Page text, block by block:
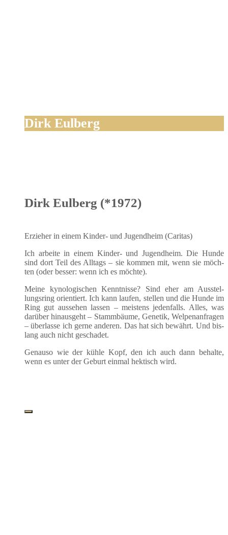
Dirk Eulberg
Dirk Eulberg (*1972)
Erzie­her in einem Kin­der- und Jugend­heim (Cari­tas)
Ich arbei­te in einem Kin­der- und Jugend­heim. Die Hun­de
sind dort Teil des All­tags – sie kom­men mit, wenn sie möch­
ten (oder bes­ser: wenn ich es möchte).
Mei­ne kyno­lo­gi­schen Kennt­nis­se? Sind eher am Aus­stel­
lungs­ring ori­en­tiert. Ich kann lau­fen, stel­len und die Hun­de im
Ring gut aus­se­hen las­sen – meis­tens jeden­falls. Alles, was
dar­über hin­aus­geht – Stamm­bäu­me, Gene­tik, Wel­pen­an­fra­gen
– über­las­se ich ger­ne ande­ren. Das hat sich bewährt. Und bis­
lang auch nicht geschadet.
Genau­so wie der küh­le Kopf, den ich auch dann behal­te,
wenn es unter der Geburt ein­mal hek­tisch wird.